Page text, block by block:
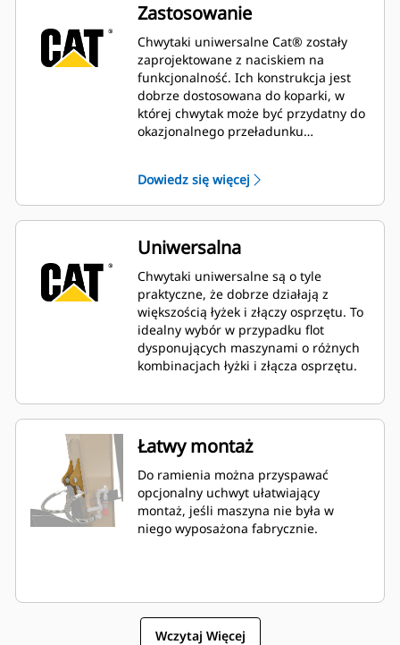
Zastosowanie
Chwytaki uniwersalne Cat® zostały
zaprojektowane z naciskiem na
funkcjonalność. Ich konstrukcja jest
dobrze dostosowana do koparki, w
której chwytak może być przydatny do
okazjonalnego przeładunku
nie są przez cały dzień używane do
przeładunku materiałów.
Dowiedz się więcej
Uniwersalna
Chwytaki uniwersalne są o tyle
praktyczne, że dobrze działają z
większością łyżek i złączy osprzętu. To
idealny wybór w przypadku flot
dysponujących maszynami o różnych
kombinacjach łyżki i złącza osprzętu.
Łatwy montaż
Do ramienia można przyspawać
opcjonalny uchwyt ułatwiający
montaż, jeśli maszyna nie była w
niego wyposażona fabrycznie.
Wczytaj Więcej